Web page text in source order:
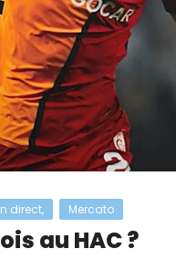
direct, Mercato
au HAC ?